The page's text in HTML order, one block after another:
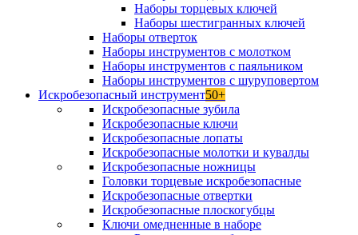
Наборы торцевых ключей
Наборы шестигранных ключей
Наборы отверток
Наборы инструментов с молотком
Наборы инструментов с паяльником
Наборы инструментов с шуруповертом
Искробезопасный инструмент50+
Искробезопасные зубила
Искробезопасные ключи
Искробезопасные лопаты
Искробезопасные молотки и кувалды
Искробезопасные ножницы
Головки торцевые искробезопасные
Искробезопасные отвертки
Искробезопасные плоскогубцы
Ключи омедненные в наборе